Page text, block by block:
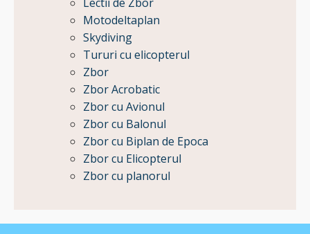
Lectii de Zbor
Motodeltaplan
Skydiving
Tururi cu elicopterul
Zbor
Zbor Acrobatic
Zbor cu Avionul
Zbor cu Balonul
Zbor cu Biplan de Epoca
Zbor cu Elicopterul
Zbor cu planorul